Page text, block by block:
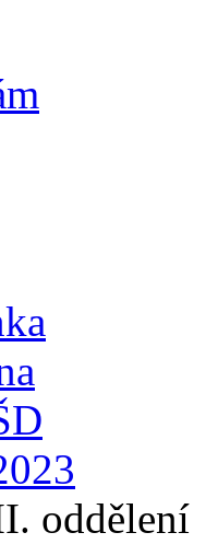
oddělení